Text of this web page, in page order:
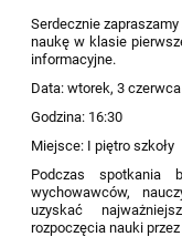
Serdecznie
naukę w klasie
informacyjne.
Data: wtorek, 3 czerwca
Godzina: 16:30
Miejsce: I piętro szkoły
Podczas spotkania
wychowawców,
uzyskać
rozpoczęcia nauki